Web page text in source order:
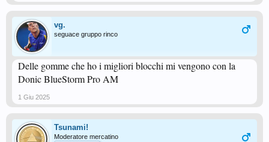
vg.
seguace gruppo rinco
Delle gomme che ho i migliori blocchi mi vengono con la
Donic BlueStorm Pro AM
1 Giu 2025
Tsunami!
Moderatore mercatino